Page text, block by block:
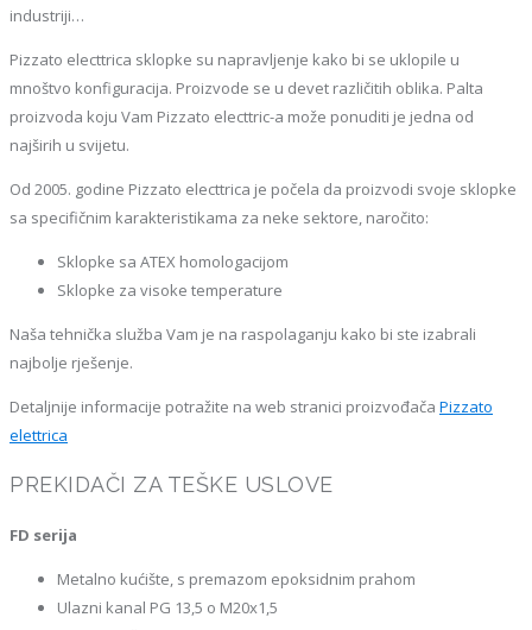
industriji…
Pizzato electtrica sklopke su napravljenje kako bi se uklopile u
mnoštvo konfiguracija. Proizvode se u devet različitih oblika. Palta
proizvoda koju Vam Pizzato electtric-a može ponuditi je jedna od
najširih u svijetu.
Od 2005. godine Pizzato electtrica je počela da proizvodi svoje sklopke
sa specifičnim karakteristikama za neke sektore, naročito:
Sklopke sa ATEX homologacijom
Sklopke za visoke temperature
Naša tehnička služba Vam je na raspolaganju kako bi ste izabrali
najbolje rješenje.
Detaljnije informacije potražite na web stranici proizvođača Pizzato
elettrica
PREKIDAČI ZA TEŠKE USLOVE
FD serija
Metalno kućište, s premazom epoksidnim prahom
Ulazni kanal PG 13,5 o M20x1,5